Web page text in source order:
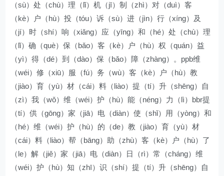
（sù）处（chù）理（lǐ）机（jī）制（zhì）对（duì）客
（kè）户（hù）投（tóu）诉（sù）进（jìn）行（xíng）及
（jí）时（shí）响（xiǎng）应（yīng）和（hé）处（chù）理
（lǐ）确（què）保（bǎo）客（kè）户（hù）权（quán）益
（yì）得（dé）到（dào）保（bǎo）障（zhàng）。ppb维
（wéi）修（xiū）服（fú）务（wù）客（kè）户（hù）教
（jiào）育（yù）材（cái）料（liào）提（tí）升（shēng）自
（zì）我（wǒ）维（wéi）护（hù）能（néng）力（lì）bbr提
（tí）供（gōng）家（jiā）电（diàn）使（shǐ）用（yòng）和
（hé）维（wéi）护（hù）的（de）教（jiào）育（yù）材
（cái）料（liào）帮（bāng）助（zhù）客（kè）户（hù）了
（le）解（jiě）家（jiā）电（diàn）日（rì）常（cháng）维
（wéi）护（hù）知（zhī）识（shí）提（tí）升（shēng）自